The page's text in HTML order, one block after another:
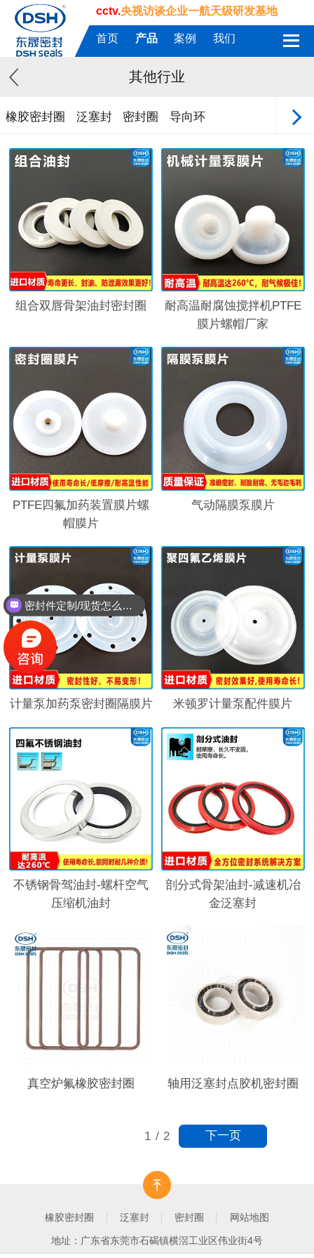
cctv.央视访谈企业一航天级研发基地
首页 产品 案例 我们
其他行业
橡胶密封圈 泛塞封 密封圈 导向环
组合双唇骨架油封密封圈
耐高温耐腐蚀搅拌机PTFE
膜片螺帽厂家
PTFE四氟加药装置膜片螺
帽膜片
气动隔膜泵膜片
计量泵加药泵密封圈隔膜片 米顿罗计量泵配件膜片
不锈钢骨驾油封-螺杆空气
压缩机油封
剖分式骨架油封-减速机冶
金泛塞封
真空炉氟橡胶密封圈 轴用泛塞封点胶机密封圈
1 / 2 下一页
橡胶密封圈 泛塞封 密封圈 网站地图
地址：广东省东莞市石碣镇横滘工业区伟业街4号